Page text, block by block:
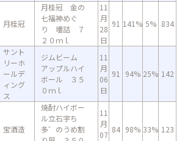
月桂冠
月桂冠 金の
七福神めぐ
り 壜詰 ７
２０ｍｌ
11
月
28
日
91 141% 5% 834
サント
リーホ
ールデ
ィング
ス
ジムビーム
アップルハイ
ボール ３５
０ｍｌ
11
月
06
日
91 94% 25% 142
宝酒造
焼酎ハイボー
ル立石宇ち
多゛のうめ割
11
月
07
84 98% 33% 123